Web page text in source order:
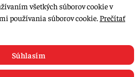
s.r.o. všetky práva vyhradené.
všetkých súborov cookie v
používania súborov cookie. Prečítať
Súhlasím